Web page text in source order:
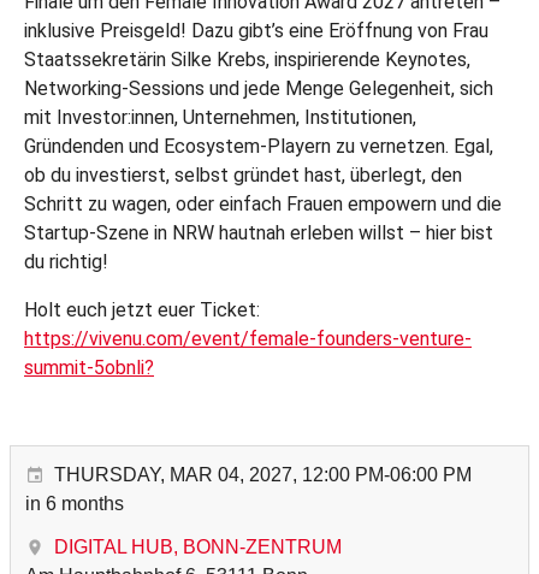
inklusive Preisgeld! Dazu gibt’s eine Eröffnung von Frau
Staatssekretärin Silke Krebs, inspirierende Keynotes,
Networking-Sessions und jede Menge Gelegenheit, sich
mit Investor:innen, Unternehmen, Institutionen,
Gründenden und Ecosystem-Playern zu vernetzen. Egal,
ob du investierst, selbst gründet hast, überlegt, den
Schritt zu wagen, oder einfach Frauen empowern und die
Startup-Szene in NRW hautnah erleben willst – hier bist
du richtig!
Holt euch jetzt euer Ticket:
https://vivenu.com/event/female-founders-venture-
summit-5obnli?
THURSDAY, MAR 04, 2027, 12:00 PM-06:00 PM
in 6 months
DIGITAL HUB, BONN-ZENTRUM